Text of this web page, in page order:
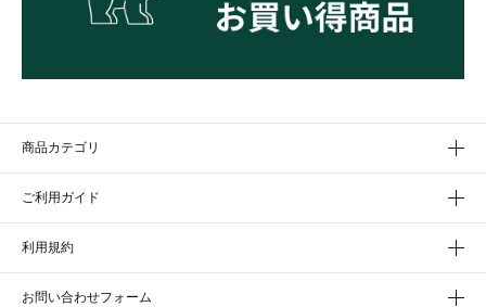
商品カテゴリ
ご利用ガイド
利用規約
お問い合わせフォーム